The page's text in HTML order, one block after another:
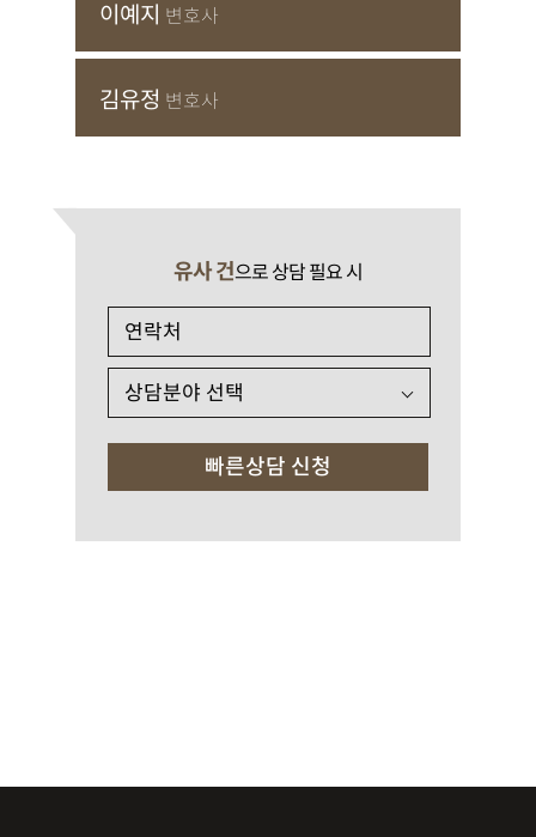
이예지 변호사
김유정 변호사
유사 건으로 상담 필요 시